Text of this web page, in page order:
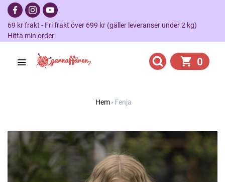
69 kr frakt - Fri frakt över 699 kr (gäller leveranser under 2 kg)
Hitta min order
0
Hem Fenja